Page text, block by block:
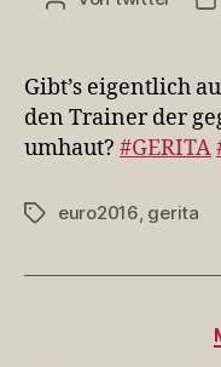
Gibt’s eigentlich
den Trainer der
umhaut? #GERITA
Schlagwörter
euro2016, gerita